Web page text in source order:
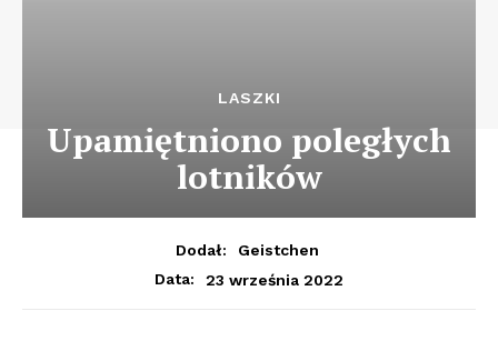
LASZKI
Upamiętniono poległych
lotników
Dodał:
Geistchen
Data:
23 września 2022